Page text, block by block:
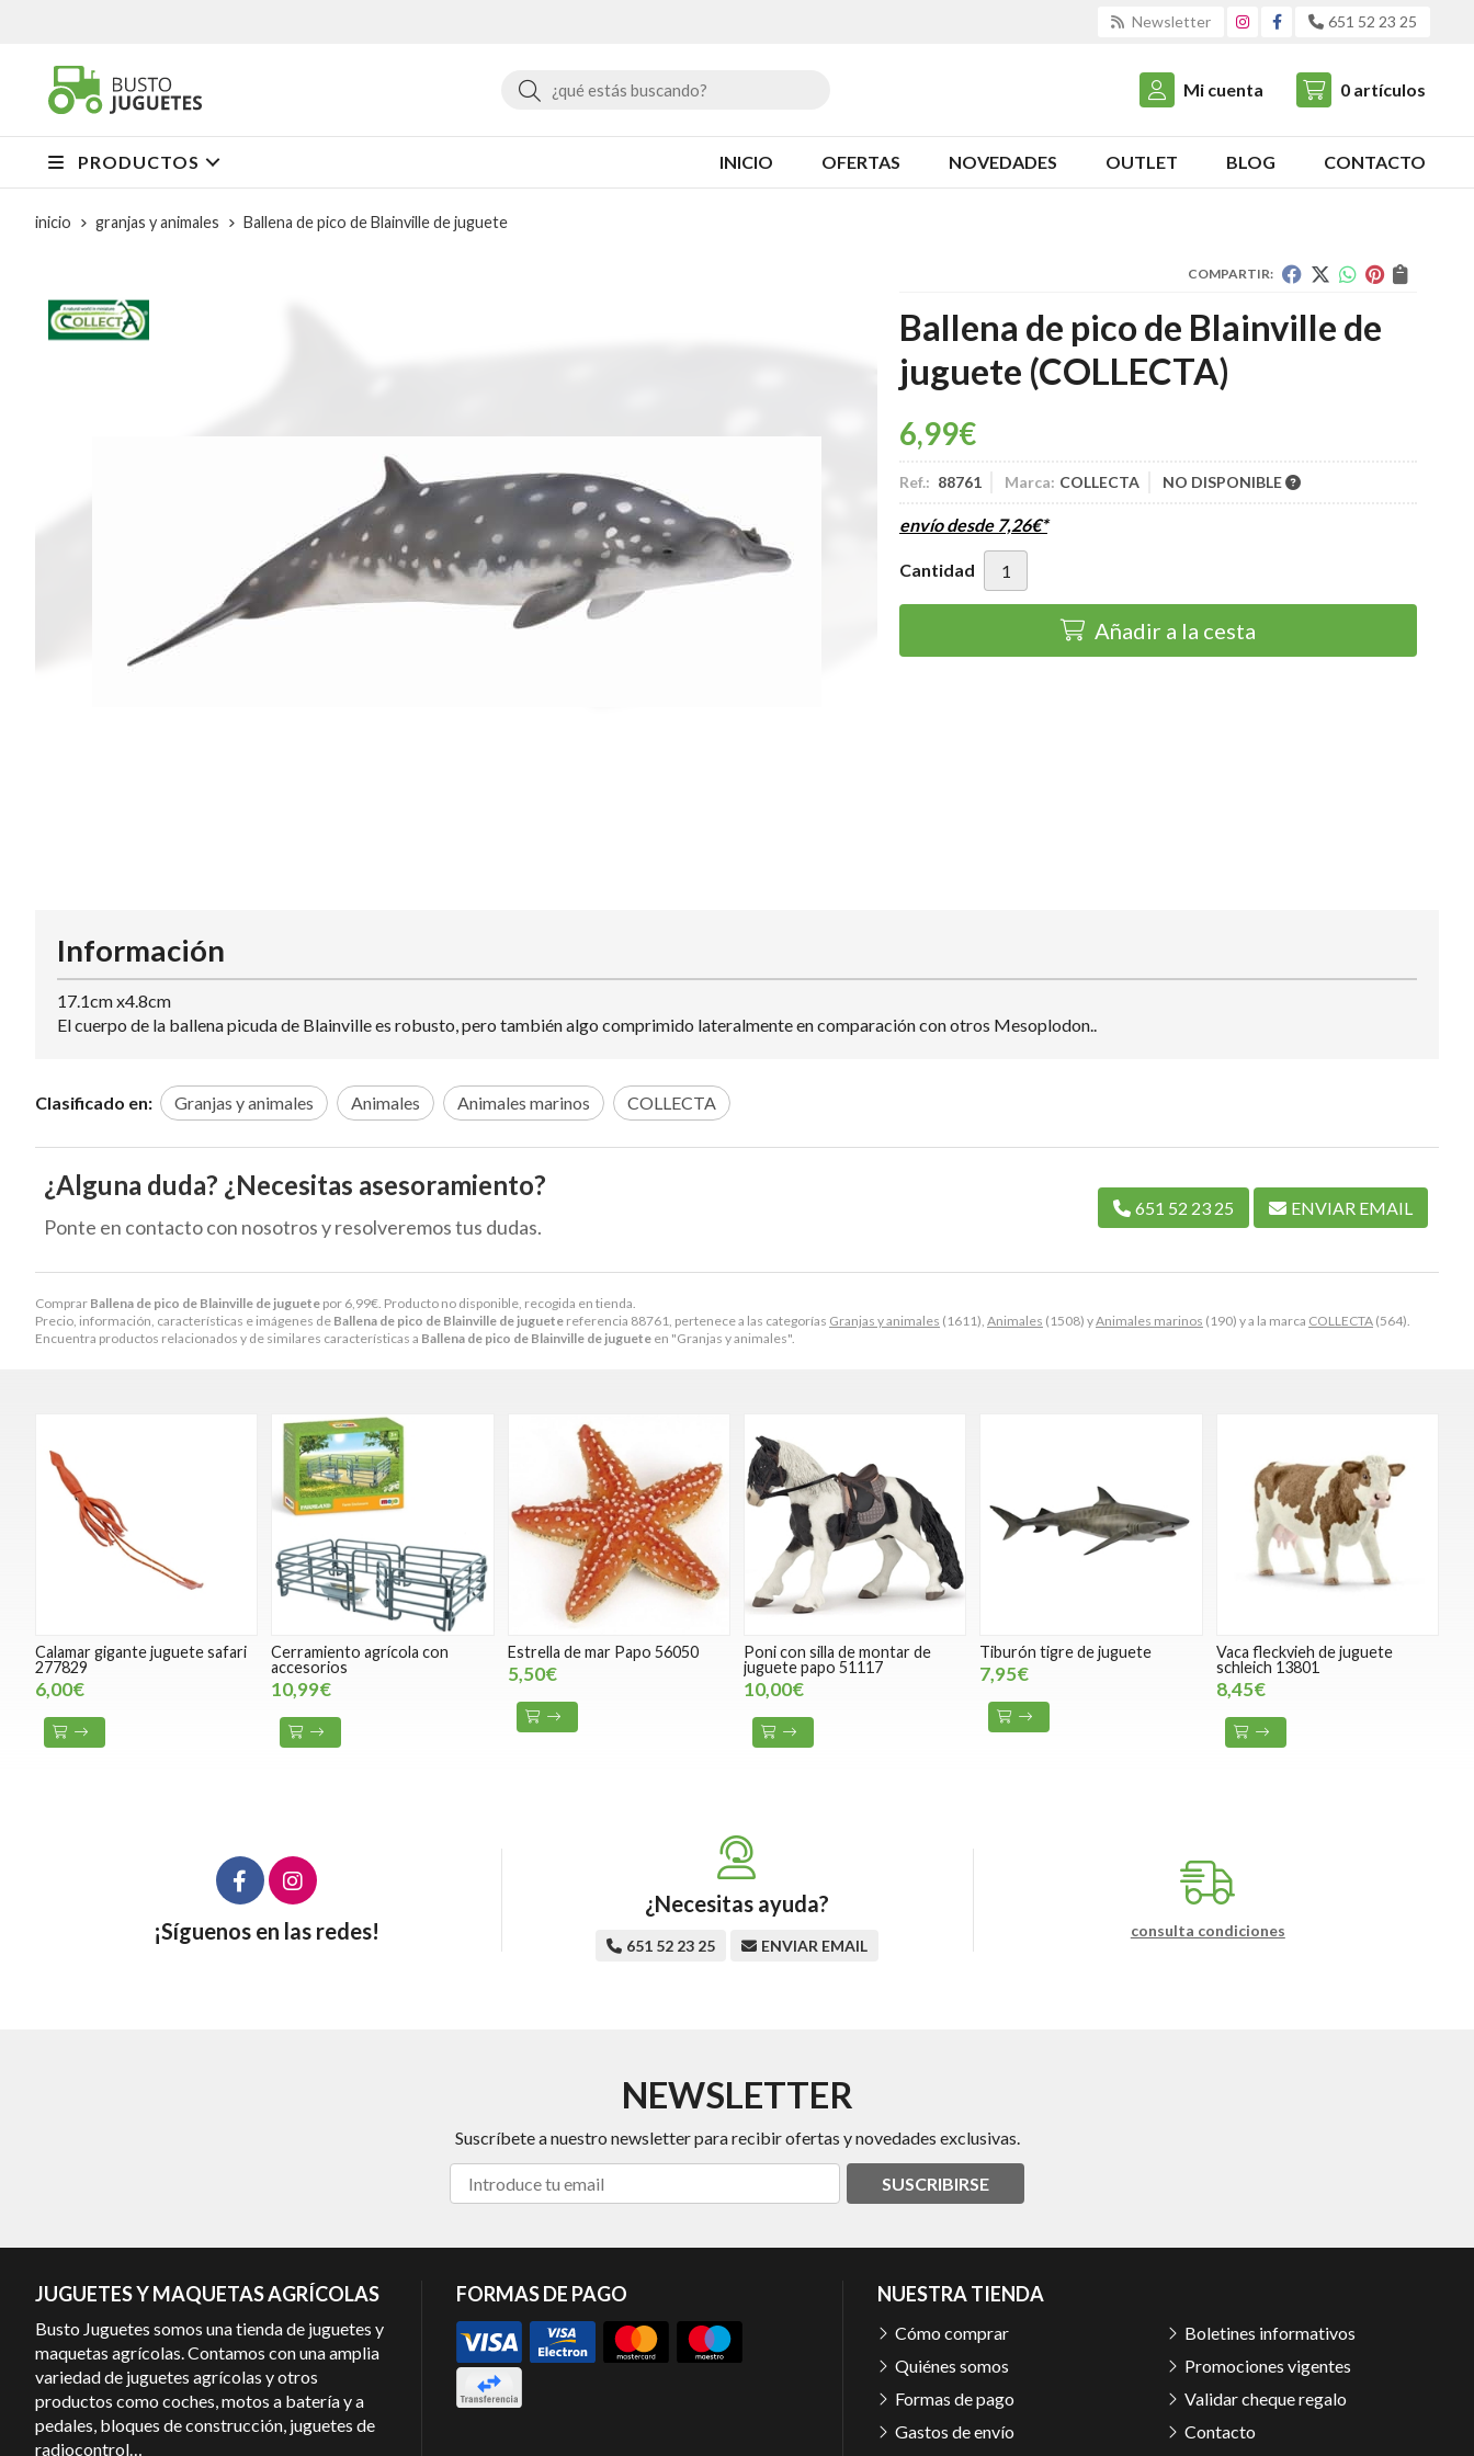
Newsletter 651 52 23 25
Buscar Mi cuenta 0 artículos
PRODUCTOS INICIO OFERTAS NOVEDADES OUTLET BLOG CONTACTO
inicio granjas y animales Ballena de pico de Blainville de juguete
COMPARTIR:
Ballena de pico de Blainville de
juguete (COLLECTA)
6,99€
Ref.: 88761 Marca: COLLECTA NO DISPONIBLE
envío desde 7,26€*
Cantidad
Añadir a la cesta
Comprar Ballena de pico de Blainville de juguete por 6,99€ . Producto no disponible, recogida en tienda.
Precio, información, características e imágenes de Ballena de pico de Blainville de juguete referencia 88761, pertenece a las categorías Granjas y animales (1611), Animales (1508) yAnimales marinos (190) y a la marca COLLECTA (564).
Encuentra productos relacionados y de similares características a Ballena de pico de Blainville de juguete en "Granjas y animales".
Información
17.1cm x4.8cm
El cuerpo de la ballena picuda de Blainville es robusto, pero también algo comprimido lateralmente en comparación con otros Mesoplodon..
Clasificado en: Granjas y animales Animales Animales marinos COLLECTA
¿Alguna duda? ¿Necesitas asesoramiento?
Ponte en contacto con nosotros y resolveremos tus dudas.
651 52 23 25 ENVIAR EMAIL
Calamar gigante juguete safari
277829
6,00€
Cerramiento agrícola con
accesorios
10,99€
Estrella de mar Papo 56050
5,50€
Poni con silla de montar de
juguete papo 51117
10,00€
Tiburón tigre de juguete
7,95€
Vaca fleckvieh de juguete
schleich 13801
8,45€
¡Síguenos en las redes!
¿Necesitas ayuda?
651 52 23 25 ENVIAR EMAIL
consulta condiciones
NEWSLETTER
Suscríbete a nuestro newsletter para recibir ofertas y novedades exclusivas.
SUSCRIBIRSE
JUGUETES Y MAQUETAS AGRÍCOLAS
Busto Juguetes somos una tienda de juguetes y
maquetas agrícolas. Contamos con una amplia
variedad de juguetes agrícolas y otros
productos como coches, motos a batería y a
pedales, bloques de construcción, juguetes de
radiocontrol…
FORMAS DE PAGO NUESTRA TIENDA
Cómo comprar
Quiénes somos
Formas de pago
Gastos de envío
Boletines informativos
Promociones vigentes
Validar cheque regalo
Contacto